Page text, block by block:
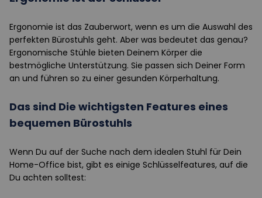
Ergonomie ist das Zauberwort, wenn es um die Auswahl des
perfekten Bürostuhls geht. Aber was bedeutet das genau?
Ergonomische Stühle bieten Deinem Körper die
bestmögliche Unterstützung. Sie passen sich Deiner Form
an und führen so zu einer gesunden Körperhaltung.
Das sind Die wichtigsten Features eines
bequemen Bürostuhls
Wenn Du auf der Suche nach dem idealen Stuhl für Dein
Home-Office bist, gibt es einige Schlüsselfeatures, auf die
Du achten solltest: